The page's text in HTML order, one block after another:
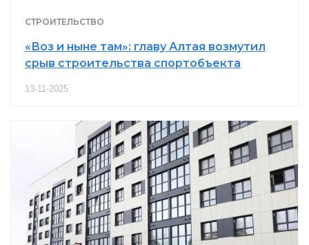
СТРОИТЕЛЬСТВО
«Воз и ныне там»: главу Алтая возмутил
срыв строительства спортобъекта
13-11-2025